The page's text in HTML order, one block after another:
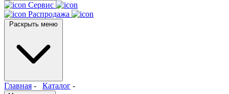
Сервис
Распродажа
Главная - Каталог -